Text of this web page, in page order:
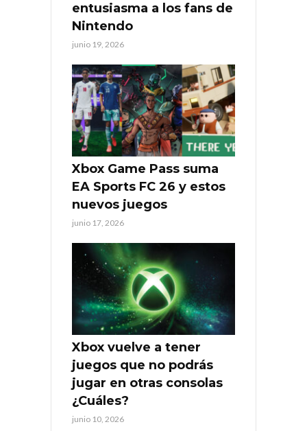
entusiasma a los fans de
Nintendo
junio 19, 2026
Xbox Game Pass suma
EA Sports FC 26 y estos
nuevos juegos
junio 17, 2026
Xbox vuelve a tener
juegos que no podrás
jugar en otras consolas
¿Cuáles?
junio 10, 2026